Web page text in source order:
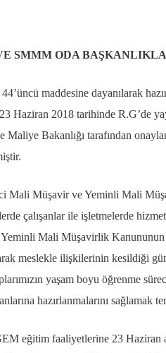
SMMM ODA
maddesine dayanılarak
Haziran 2018 tarihinde R.G’de
Maliye Bakanlığı tarafından
Müşavir ve Yeminli Mali
çalışanlar ile işletmelerde
Mali Müşavirlik
meslekle ilişkilerinin kesildiği
yaşam boyu öğrenme
hazırlanmalarını sağlamak
eğitim faaliyetlerine 23 Haziran